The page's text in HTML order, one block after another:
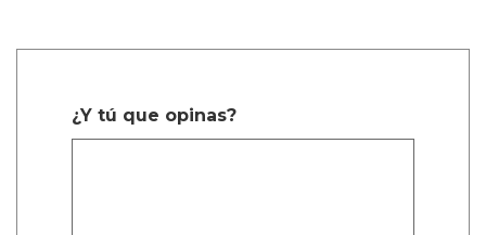
¿Y tú que opinas?